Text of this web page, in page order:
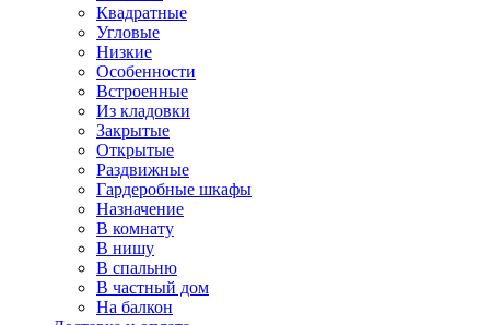
Квадратные
Угловые
Низкие
Особенности
Встроенные
Из кладовки
Закрытые
Открытые
Раздвижные
Гардеробные шкафы
Назначение
В комнату
В нишу
В спальню
В частный дом
На балкон